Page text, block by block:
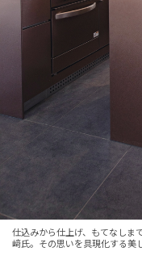
仕込みから仕上げ、もてなしま
﨑氏。その思いを具現化する美